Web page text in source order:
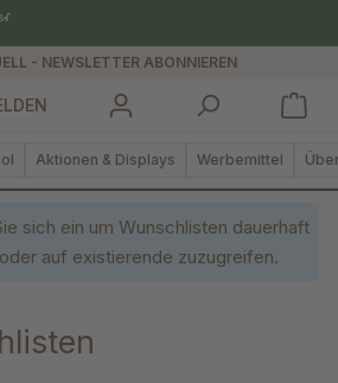
- NEWSLETTER ABONNIEREN
Aktionen & Displays Werbemittel
sich ein um Wunschlisten dauerhaft
auf existierende zuzugreifen.